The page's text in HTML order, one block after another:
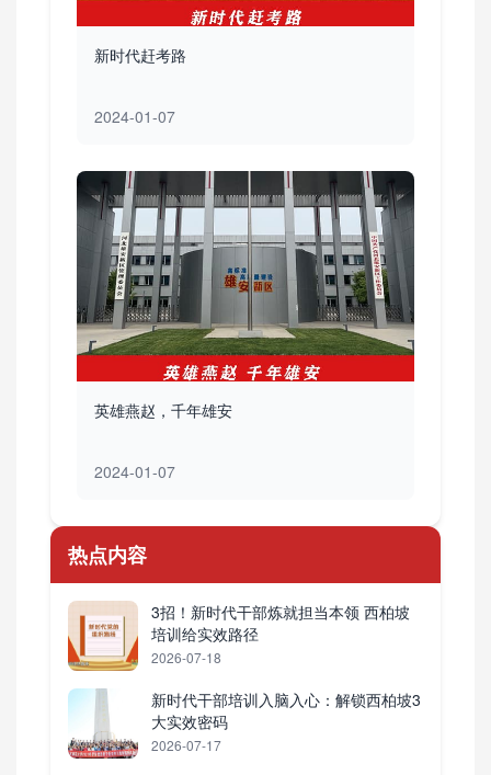
新时代赶考路
2024-01-07
英雄燕赵，千年雄安
2024-01-07
热点内容
3招！新时代干部炼就担当本领 西柏坡
培训给实效路径
2026-07-18
新时代干部培训入脑入心：解锁西柏坡3
大实效密码
2026-07-17